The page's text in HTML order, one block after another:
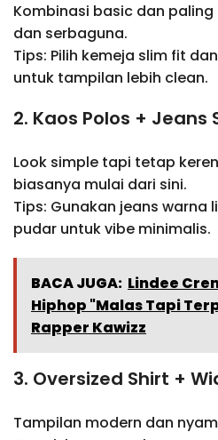
Kombinasi basic dan paling
dan serbaguna.
Tips: Pilih kemeja slim fit
untuk tampilan lebih clean.
2. Kaos Polos + Jeans
Look simple tapi tetap
biasanya mulai dari sini.
Tips: Gunakan jeans warna
pudar untuk vibe minimalis.
BACA JUGA: Lindee
Hiphop "Malas Tapi
Rapper Kawizz
3. Oversized Shirt +
Tampilan modern dan